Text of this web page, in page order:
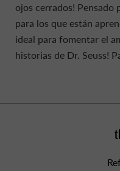
ojos cerrados! Pensado
para los que están
ideal para fomentar el
historias de Dr. Seuss!